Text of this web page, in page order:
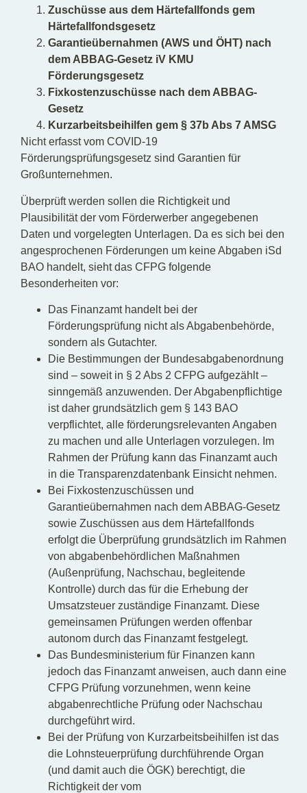
Zuschüsse aus dem Härtefallfonds gem
Härtefallfondsgesetz
Garantieübernahmen (AWS und ÖHT) nach
dem ABBAG-Gesetz iV KMU
Förderungsgesetz
Fixkostenzuschüsse nach dem ABBAG-
Gesetz
Kurzarbeitsbeihilfen gem § 37b Abs 7 AMSG
Nicht erfasst vom COVID-19
Förderungsprüfungsgesetz sind Garantien für
Großunternehmen.
Überprüft werden sollen die Richtigkeit und
Plausibilität der vom Förderwerber angegebenen
Daten und vorgelegten Unterlagen. Da es sich bei den
angesprochenen Förderungen um keine Abgaben iSd
BAO handelt, sieht das CFPG folgende
Besonderheiten vor:
Das Finanzamt handelt bei der
Förderungsprüfung nicht als Abgabenbehörde,
sondern als Gutachter.
Die Bestimmungen der Bundesabgabenordnung
sind – soweit in § 2 Abs 2 CFPG aufgezählt –
sinngemäß anzuwenden. Der Abgabenpflichtige
ist daher grundsätzlich gem § 143 BAO
verpflichtet, alle förderungsrelevanten Angaben
zu machen und alle Unterlagen vorzulegen. Im
Rahmen der Prüfung kann das Finanzamt auch
in die Transparenzdatenbank Einsicht nehmen.
Bei Fixkostenzuschüssen und
Garantieübernahmen nach dem ABBAG-Gesetz
sowie Zuschüssen aus dem Härtefallfonds
erfolgt die Überprüfung grundsätzlich im Rahmen
von abgabenbehördlichen Maßnahmen
(Außenprüfung, Nachschau, begleitende
Kontrolle) durch das für die Erhebung der
Umsatzsteuer zuständige Finanzamt. Diese
gemeinsamen Prüfungen werden offenbar
autonom durch das Finanzamt festgelegt.
Das Bundesministerium für Finanzen kann
jedoch das Finanzamt anweisen, auch dann eine
CFPG Prüfung vorzunehmen, wenn keine
abgabenrechtliche Prüfung oder Nachschau
durchgeführt wird.
Bei der Prüfung von Kurzarbeitsbeihilfen ist das
die Lohnsteuerprüfung durchführende Organ
(und damit auch die ÖGK) berechtigt, die
Richtigkeit der vom